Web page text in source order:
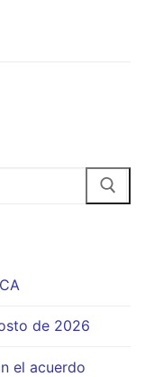
de 2026
el acuerdo